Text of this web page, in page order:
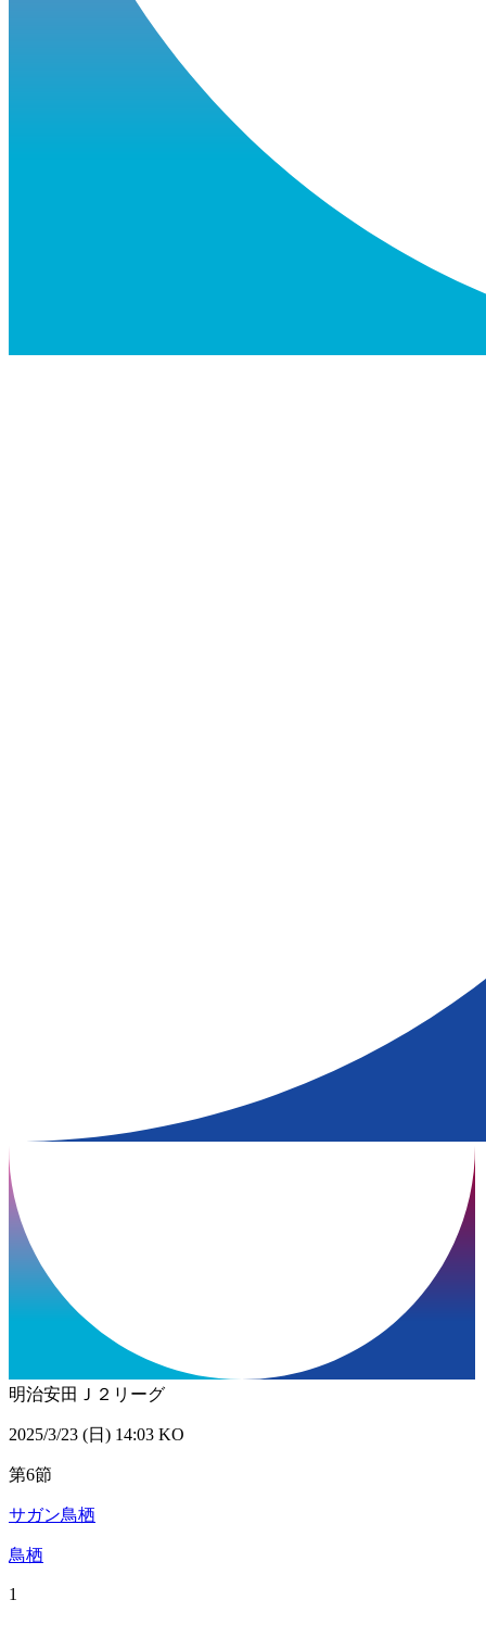
明治安田Ｊ２リーグ
2025/3/23 (日) 14:03 KO
第6節
サガン鳥栖
鳥栖
1